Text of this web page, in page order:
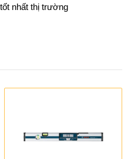
nhất thị trường